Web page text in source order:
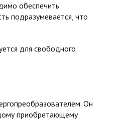
обеспечить
подразумевается, что
для свободного
Он
приобретающему